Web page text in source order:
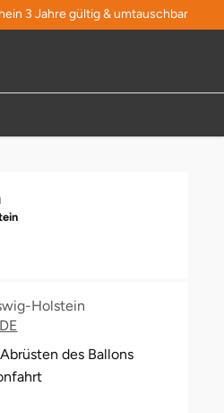
3 Jahre gültig & umtauschbar
Holstein
des Ballons